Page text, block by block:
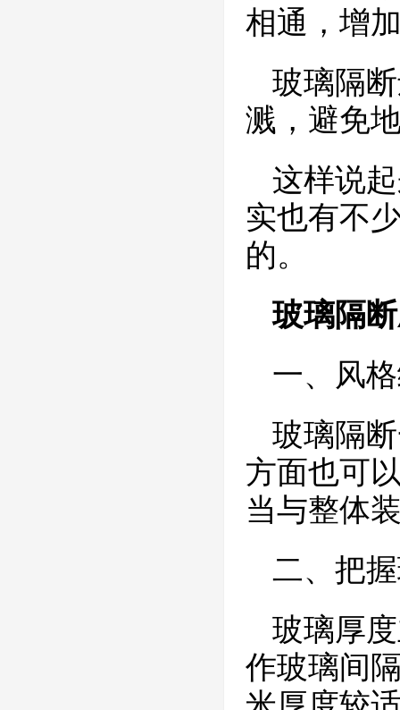
相通，增
玻璃隔
溅，避免
这样说
实也有不
的。
玻璃隔
一、风
玻璃隔
方面也可
当与整体
二、把
玻璃厚
作玻璃间